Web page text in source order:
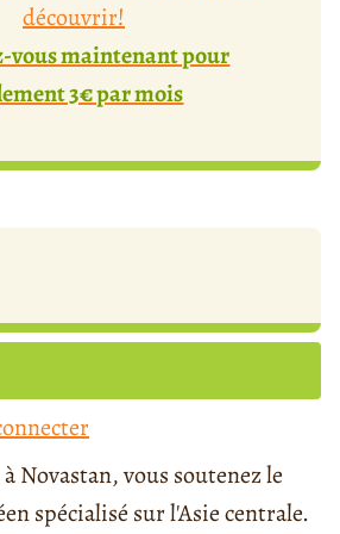
découvrir!
vous maintenant pour
3€ par mois
Novastan, vous soutenez le
spécialisé sur l'Asie centrale.